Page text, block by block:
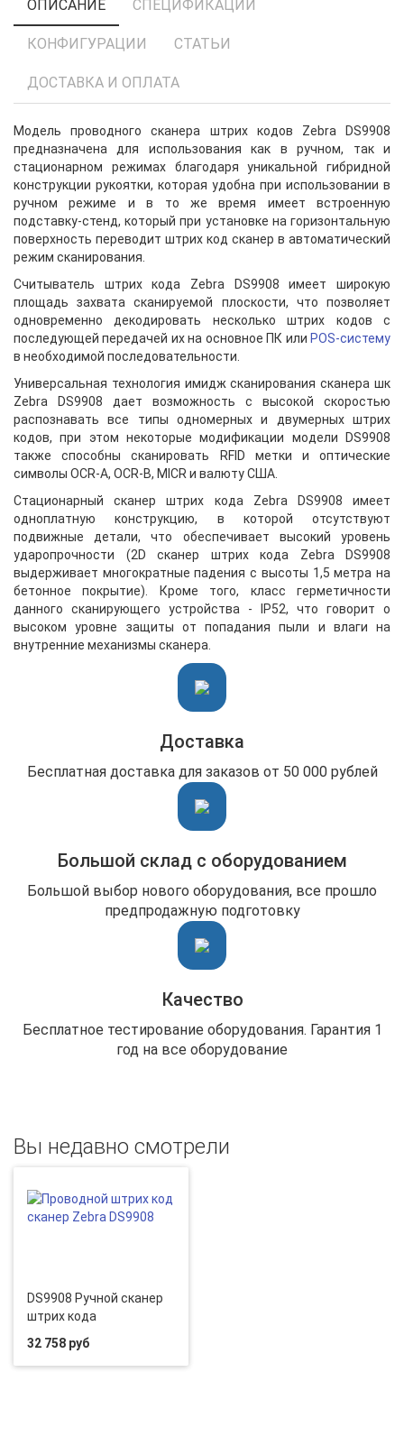
ОПИСАНИЕ СПЕЦИФИКАЦИИ
КОНФИГУРАЦИИ СТАТЬИ
ДОСТАВКА И ОПЛАТА
Модель проводного сканера штрих кодов Zebra DS9908
предназначена для использования как в ручном, так и
стационарном режимах благодаря уникальной гибридной
конструкции рукоятки, которая удобна при использовании в
ручном режиме и в то же время имеет встроенную
подставку-стенд, который при установке на горизонтальную
поверхность переводит штрих код сканер в автоматический
режим сканирования.
Считыватель штрих кода Zebra DS9908 имеет широкую
площадь захвата сканируемой плоскости, что позволяет
одновременно декодировать несколько штрих кодов с
последующей передачей их на основное ПК или POS-систему
в необходимой последовательности.
Универсальная технология имидж сканирования сканера шк
Zebra DS9908 дает возможность с высокой скоростью
распознавать все типы одномерных и двумерных штрих
кодов, при этом некоторые модификации модели DS9908
также способны сканировать RFID метки и оптические
символы OCR-A, OCR-B, MICR и валюту США.
Стационарный сканер штрих кода Zebra DS9908 имеет
одноплатную конструкцию, в которой отсутствуют
подвижные детали, что обеспечивает высокий уровень
ударопрочности (2D сканер штрих кода Zebra DS9908
выдерживает многократные падения с высоты 1,5 метра на
бетонное покрытие). Кроме того, класс герметичности
данного сканирующего устройства - IP52, что говорит о
высоком уровне защиты от попадания пыли и влаги на
внутренние механизмы сканера.
Доставка
Бесплатная доставка для заказов от 50 000 рублей
Большой склад с оборудованием
Большой выбор нового оборудования, все прошло
предпродажную подготовку
Качество
Бесплатное тестирование оборудования. Гарантия 1
год на все оборудование
Вы недавно смотрели
DS9908 Ручной сканер
штрих кода
32 758 руб